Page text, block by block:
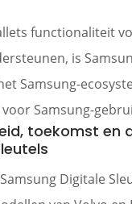
functionaliteit
is
Samsung-
Samsung-
toekomst en
Digitale